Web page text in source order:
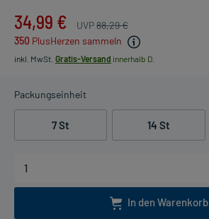
34,99 € UVP88,29 €
350 PlusHerzen sammeln
inkl. MwSt. Gratis-Versand innerhalb D.
Packungseinheit
7 St 14 St
In den Warenkorb